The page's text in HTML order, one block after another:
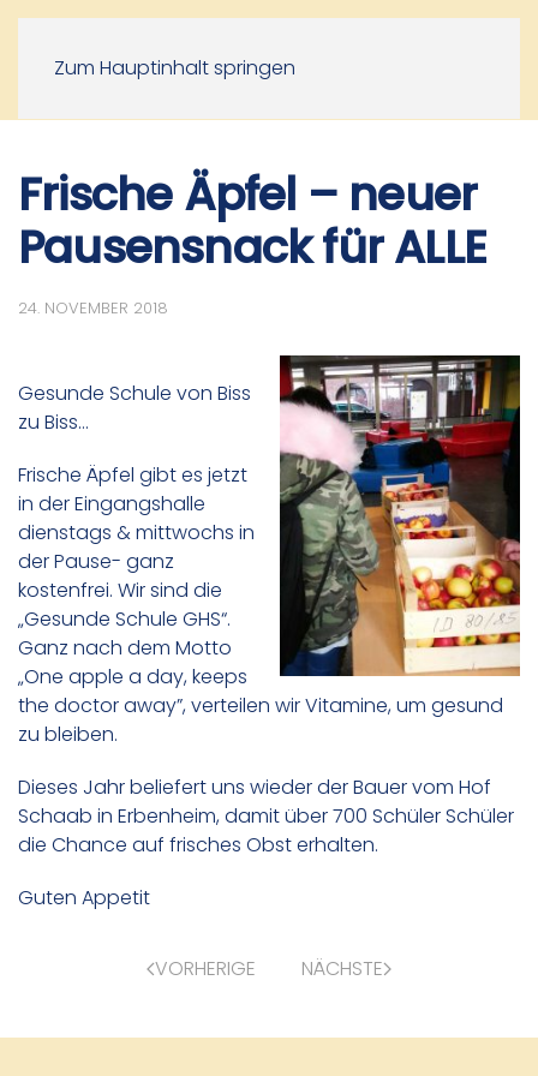
Zum Hauptinhalt springen
Frische Äpfel – neuer
Pausensnack für ALLE
24. NOVEMBER 2018
Gesunde Schule von Biss
zu Biss…
Frische Äpfel gibt es jetzt
in der Eingangshalle
dienstags & mittwochs in
der Pause- ganz
kostenfrei. Wir sind die
„Gesunde Schule GHS“.
Ganz nach dem Motto
„One apple a day, keeps
the doctor away”, verteilen wir Vitamine, um gesund
zu bleiben.
Dieses Jahr beliefert uns wieder der Bauer vom Hof
Schaab in Erbenheim, damit über 700 Schüler Schüler
die Chance auf frisches Obst erhalten.
Guten Appetit
VORHERIGE NÄCHSTE